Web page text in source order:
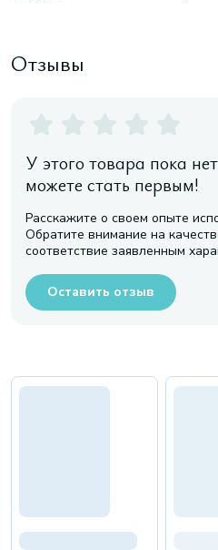
Отзывы
У этого товара пока
можете стать первым!
Расскажите о своем опыте
Обратите внимание на
соответствие заявленным
Оставить отзыв